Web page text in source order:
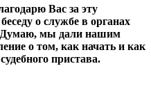
Вас за эту
о службе в органах
Думаю, мы дали нашим
о том, как начать и как
пристава.